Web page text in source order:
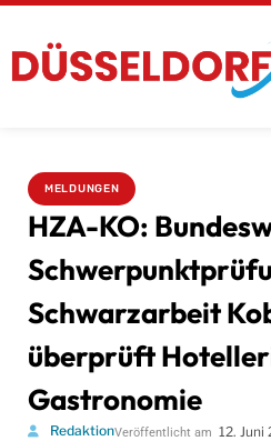
MELDUNGEN
HZA-KO:
Schwarzarbeit
überprüft
Gastronomie
RedaktionVeröffentlicht am 12. Juni